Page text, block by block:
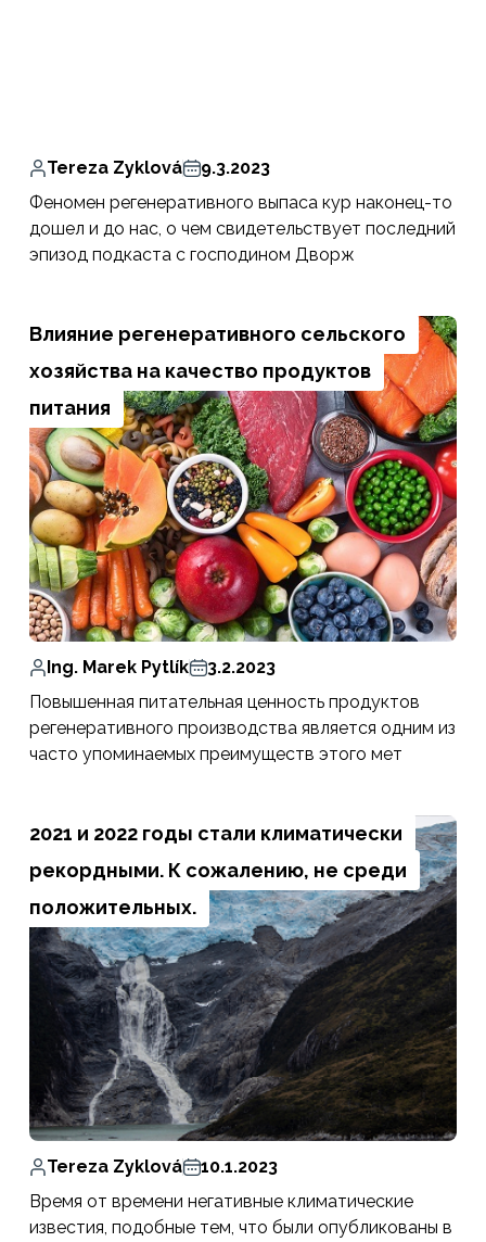
Tereza Zyklová
9.3.2023
Феномен регенеративного выпаса кур наконец-то
дошел и до нас, о чем свидетельствует последний
эпизод подкаста с господином Дворж
Влияние регенеративного сельского
хозяйства на качество продуктов
питания
Ing. Marek Pytlík
3.2.2023
Повышенная питательная ценность продуктов
регенеративного производства является одним из
часто упоминаемых преимуществ этого мет
2021 и 2022 годы стали климатически
рекордными. К сожалению, не среди
положительных.
Tereza Zyklová
10.1.2023
Время от времени негативные климатические
известия, подобные тем, что были опубликованы в